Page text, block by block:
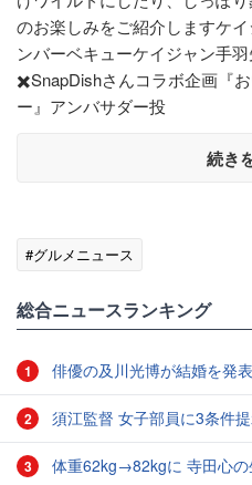
のお楽しみをご紹介しますケ
ンバーベキューケイジャン手
✖️SnapDishさんコラボ企画『
ー』アンバサダー投
続き
#グルメニュース
総合ニュースランキング
1 俳優の及川光博が結婚を発表
2 須江監督 女子部員に3条件
3 体重62kg→82kgに 寺田心の